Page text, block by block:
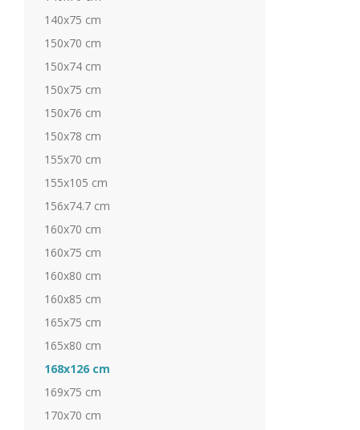
140x75 cm
150x70 cm
150x74 cm
150x75 cm
150x76 cm
150x78 cm
155x70 cm
155x105 cm
156x74.7 cm
160x70 cm
160x75 cm
160x80 cm
160x85 cm
165x75 cm
165x80 cm
168x126 cm
169x75 cm
170x70 cm